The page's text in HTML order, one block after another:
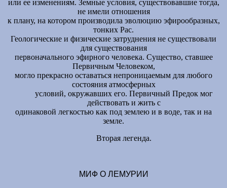
или ее изменениям. Земные условия, существовавшие тогда,
не имели отношения
к плану, на котором производила эволюцию эфирообразных,
тонких Рас.
Геологические и физические затруднения не существовали
для существования
первоначального эфирного человека. Существо, ставшее
Первичным Человеком,
могло прекрасно оставаться непроницаемым для любого
состояния атмосферных
условий, окружавших его. Первичный Предок мог
действовать и жить с
одинаковой легкостью как под землею и в воде, так и на
земле.
Вторая легенда.
МИФ О ЛЕМУРИИ